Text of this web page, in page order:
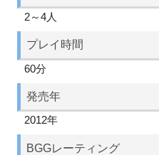
2～4人
プレイ時間
60分
発売年
2012年
BGGレーティング